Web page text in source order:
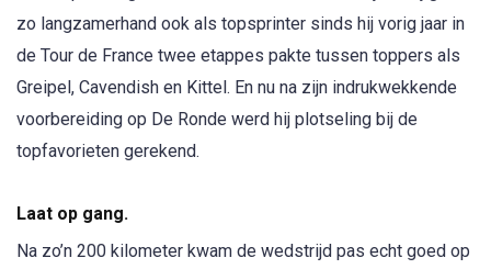
zo langzamerhand ook als topsprinter sinds hij vorig jaar in
de Tour de France twee etappes pakte tussen toppers als
Greipel, Cavendish en Kittel. En nu na zijn indrukwekkende
voorbereiding op De Ronde werd hij plotseling bij de
topfavorieten gerekend.
Laat op gang.
Na zo’n 200 kilometer kwam de wedstrijd pas echt goed op